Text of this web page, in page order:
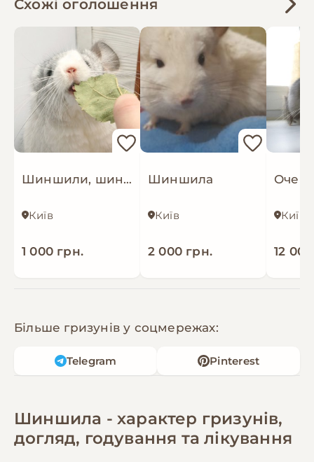
Схожі оголошення
Шиншили, шиншилята. Розплідник
Київ
1 000 грн.
Шиншила
Київ
2 000 грн.
Київ
12
Більше гризунів у соцмережах:
Telegram Pinterest
Шиншила - характер гризунів,
догляд, годування та лікування